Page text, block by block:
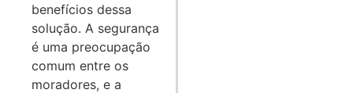
benefícios dessa
solução. A segurança
é uma preocupação
comum entre os
moradores, e a